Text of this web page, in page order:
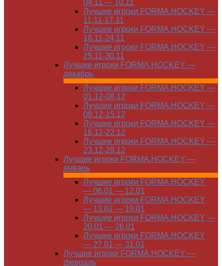
04.11 — 10.11
Лучшие игроки FORMA.HOCKEY —
11.11-17.11
Лучшие игроки FORMA.HOCKEY —
18.11-24.11
Лучшие игроки FORMA.HOCKEY —
25.11-30.11
Лучшие игроки FORMA.HOCKEY —
декабрь
Лучшие игроки FORMA.HOCKEY —
01.12-08.12
Лучшие игроки FORMA.HOCKEY —
09.12-15.12
Лучшие игроки FORMA.HOCKEY —
16.12-22.12
Лучшие игроки FORMA.HOCKEY —
23.12-29.12
Лучшие игроки FORMA.HOCKEY —
январь
Лучшие игроки FORMA.HOCKEY
— 06.01 — 12.01
Лучшие игроки FORMA.HOCKEY
— 13.01 — 19.01
Лучшие игроки FORMA.HOCKEY —
20.01 — 26.01
Лучшие игроки FORMA.HOCKEY
— 27.01 — 31.01
Лучшие игроки FORMA.HOCKEY —
февраль